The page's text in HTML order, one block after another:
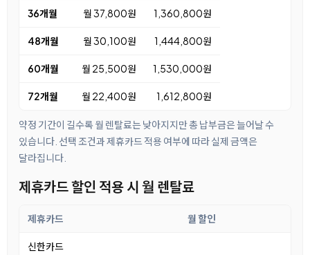
36개월 월 37,800원 1,360,800원
48개월 월 30,100원 1,444,800원
60개월 월 25,500원 1,530,000원
72개월 월 22,400원 1,612,800원
약정 기간이 길수록 월 렌탈료는 낮아지지만 총 납부금은 늘어날 수
있습니다. 선택 조건과 제휴카드 적용 여부에 따라 실제 금액은
달라집니다.
제휴카드 할인 적용 시 월 렌탈료
제휴카드 월 할인
신한카드